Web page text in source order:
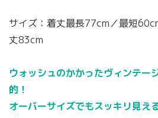
サイズ：着丈最長77cm／最短
丈83cm
ウォッシュのかかったヴィンテー
的！
オーバーサイズでもスッキリ見え